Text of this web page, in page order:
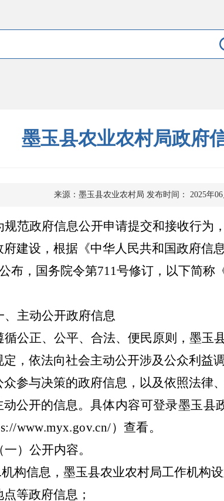
墨玉县农业农村局政府
来源：墨玉县农业农村局 发布时间： 2025年06
规范政府信息公开申请提交和接收行为
府建设，根据《中华人民共和国政府信
布，国务院令第711号修订，以下简称
、主动公开政府信息
循公正、公平、合法、便民原则， 墨玉
定，依法向社会主动公开涉及公众利益
众参与决策的政府信息，以及依照法律
公开的信息。 具体内容可登录墨玉县
www.myx.gov.cn/）查看。
一）公开内容。
机构信息， 墨玉县农业农村局工作机构
等政府信息；